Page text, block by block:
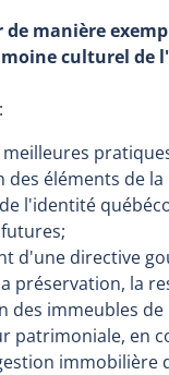
de manière
culturel de
meilleures
des éléments de
l'identité
d'une directive
préservation, la
des immeubles
patrimoniale, en
immobilière